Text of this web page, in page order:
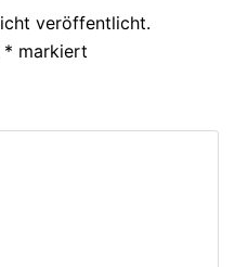
veröffentlicht.
* markiert